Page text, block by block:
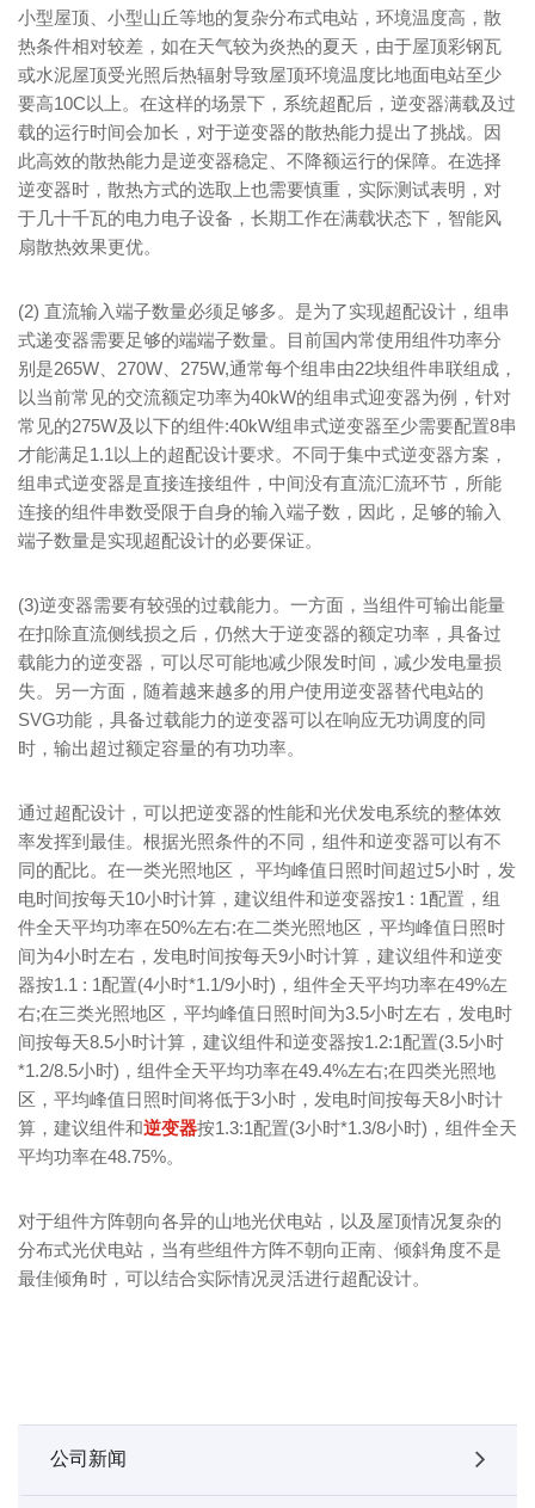
小型屋顶、小型山丘等地的复杂分布式电站，环境温度高，散
热条件相对较差，如在天气较为炎热的夏天，由于屋顶彩钢瓦
或水泥屋顶受光照后热辐射导致屋顶环境温度比地面电站至少
要高10C以上。在这样的场景下，系统超配后，逆变器满载及过
载的运行时间会加长，对于逆变器的散热能力提出了挑战。因
此高效的散热能力是逆变器稳定、不降额运行的保障。在选择
逆变器时，散热方式的选取上也需要慎重，实际测试表明，对
于几十千瓦的电力电子设备，长期工作在满载状态下，智能风
扇散热效果更优。
(2) 直流输入端子数量必须足够多。是为了实现超配设计，组串
式递变器需要足够的端端子数量。目前国内常使用组件功率分
别是265W、270W、275W,通常每个组串由22块组件串联组成，
以当前常见的交流额定功率为40kW的组串式迎变器为例，针对
常见的275W及以下的组件:40kW组串式逆变器至少需要配置8串
才能满足1.1以上的超配设计要求。不同于集中式逆变器方案，
组串式逆变器是直接连接组件，中间没有直流汇流环节，所能
连接的组件串数受限于自身的输入端子数，因此，足够的输入
端子数量是实现超配设计的必要保证。
(3)逆变器需要有较强的过载能力。一方面，当组件可输出能量
在扣除直流侧线损之后，仍然大于逆变器的额定功率，具备过
载能力的逆变器，可以尽可能地减少限发时间，减少发电量损
失。另一方面，随着越来越多的用户使用逆变器替代电站的
SVG功能，具备过载能力的逆变器可以在响应无功调度的同
时，输出超过额定容量的有功功率。
通过超配设计，可以把逆变器的性能和光伏发电系统的整体效
率发挥到最佳。根据光照条件的不同，组件和逆变器可以有不
同的配比。在一类光照地区， 平均峰值日照时间超过5小时，发
电时间按每天10小时计算，建议组件和逆变器按1 : 1配置，组
件全天平均功率在50%左右:在二类光照地区，平均峰值日照时
间为4小时左右，发电时间按每天9小时计算，建议组件和逆变
器按1.1 : 1配置(4小时*1.1/9小时)，组件全天平均功率在49%左
右;在三类光照地区，平均峰值日照时间为3.5小时左右，发电时
间按每天8.5小时计算，建议组件和逆变器按1.2:1配置(3.5小时
*1.2/8.5小时)，组件全天平均功率在49.4%左右;在四类光照地
区，平均峰值日照时间将低于3小时，发电时间按每天8小时计
算，建议组件和逆变器按1.3:1配置(3小时*1.3/8小时)，组件全天
平均功率在48.75%。
对于组件方阵朝向各异的山地光伏电站，以及屋顶情况复杂的
分布式光伏电站，当有些组件方阵不朝向正南、倾斜角度不是
最佳倾角时，可以结合实际情况灵活进行超配设计。
公司新闻